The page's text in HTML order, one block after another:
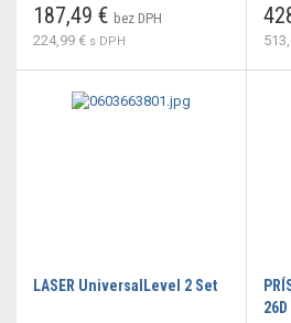
187,49 € bez DPH
224,99 € s DPH
LASER UniversalLevel 2 Set